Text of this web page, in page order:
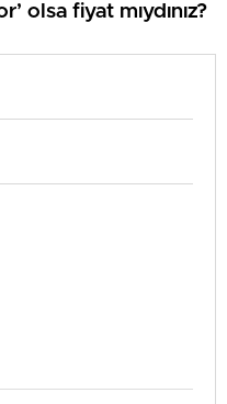
olsa fiyat mıydınız?